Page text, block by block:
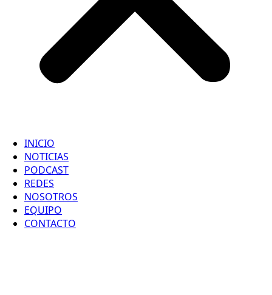
INICIO
NOTICIAS
PODCAST
REDES
NOSOTROS
EQUIPO
CONTACTO